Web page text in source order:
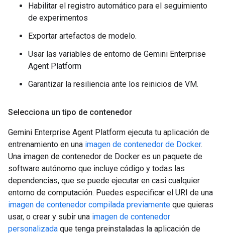
Habilitar el registro automático para el seguimiento
de experimentos
Exportar artefactos de modelo.
Usar las variables de entorno de Gemini Enterprise
Agent Platform
Garantizar la resiliencia ante los reinicios de VM.
Selecciona un tipo de contenedor
Gemini Enterprise Agent Platform ejecuta tu aplicación de
entrenamiento en una imagen de contenedor de Docker.
Una imagen de contenedor de Docker es un paquete de
software autónomo que incluye código y todas las
dependencias, que se puede ejecutar en casi cualquier
entorno de computación. Puedes especificar el URI de una
imagen de contenedor compilada previamente que quieras
usar, o crear y subir una imagen de contenedor
personalizada que tenga preinstaladas la aplicación de